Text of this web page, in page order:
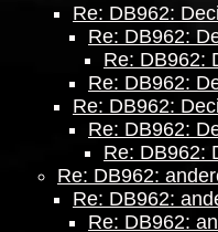
Re: DB962:
Re: DB962:
Re: DB962:
Re: DB962:
Re: DB962:
Re: DB962:
Re: DB962:
Re: DB962:
Re: DB962:
Re: DB962: